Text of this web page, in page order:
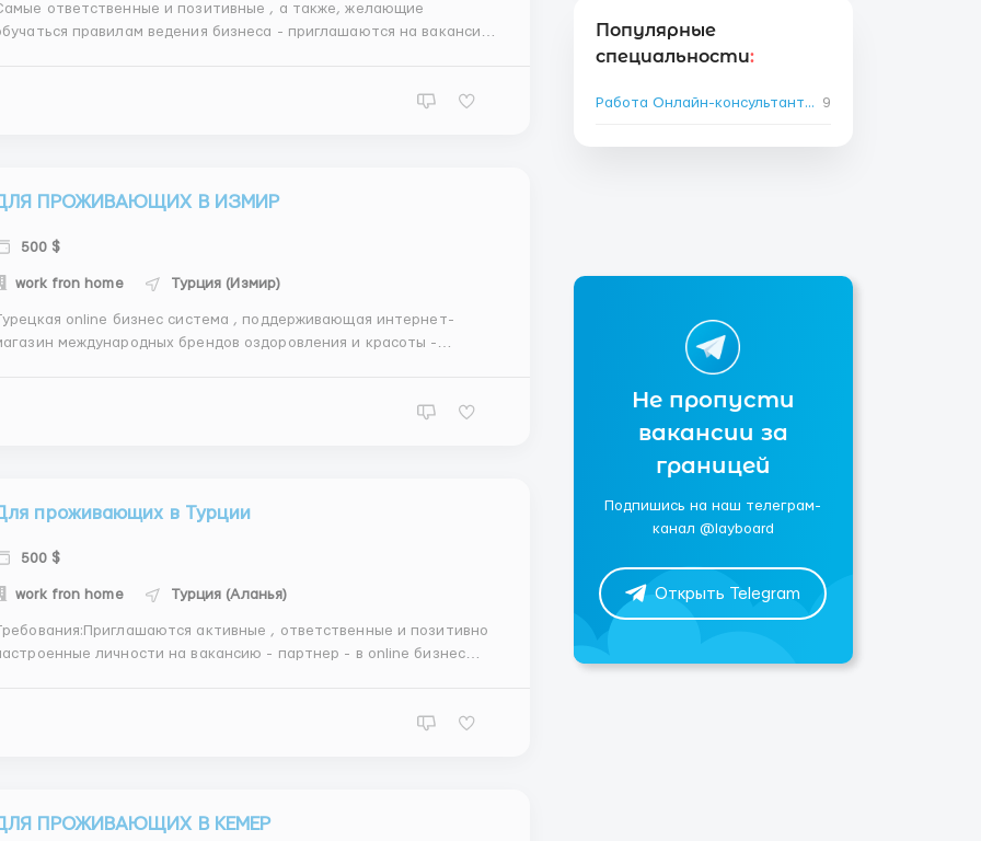
ответственные и позитивные , а также, желающие
правилам ведения бизнеса - приглашаются на вакансию
языка и проводят время в интернете с пользой дл...
ПРОЖИВАЮЩИХ В ИЗМИР
500 $
work fron home Турция (Измир)
online бизнес система , поддерживающая интернет-
международных брендов оздоровления и красоты -
партнеры занимаются организаторской и рекламной
проживающих в Турции
500 $
work fron home Турция (Аланья)
активные , ответственные и позитивно
личности на вакансию - партнер - в online бизнес
ПРОЖИВАЮЩИХ В КЕМЕР
Популярные
специальности:
Работа Онлайн-консультантом за границей 9
Не пропусти
вакансии за
границей
Подпишись на наш телеграм-
канал @layboard
Открыть Telegram